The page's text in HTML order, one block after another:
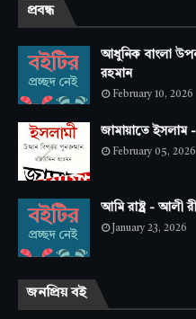
প্রবন্ধ
আধুনিক বাংলা
রহমান
February 10, 2026
জামায়াতে ইসলাম
February 05, 2026
আমি রাষ্ট্র - আলী
January 23, 2026
জনপ্রিয় বই